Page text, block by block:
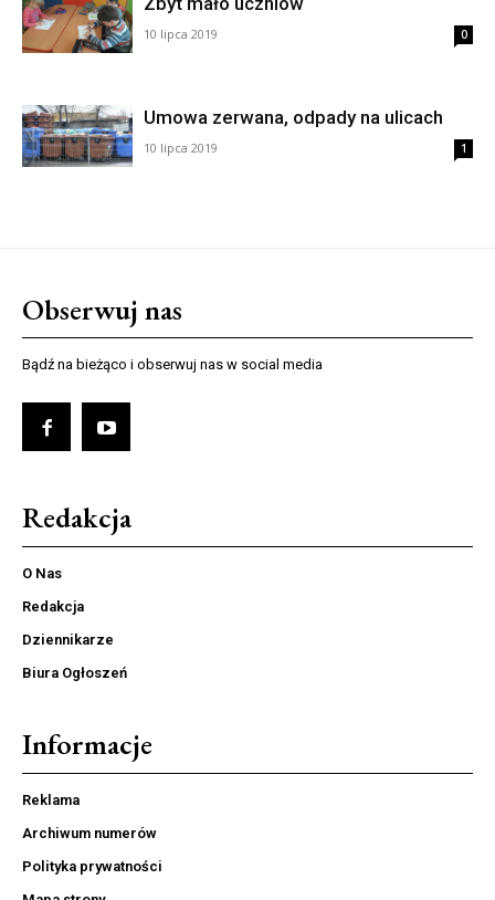
10 lipca 2019 0
Umowa zerwana, odpady na ulicach
10 lipca 2019 1
Obserwuj nas
Bądź na bieżąco i obserwuj nas w social media
Redakcja
O Nas
Redakcja
Dziennikarze
Biura Ogłoszeń
Informacje
Reklama
Archiwum numerów
Polityka prywatności